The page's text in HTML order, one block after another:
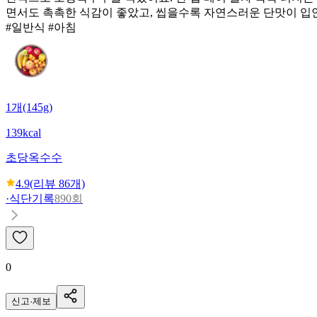
면서도 촉촉한 식감이 좋았고, 씹을수록 자연스러운 단맛이 입
#일반식 #아침
1개(145g)
139kcal
초당옥수수
4.9(리뷰 86개)
·식단기록890회
0
신고·제보